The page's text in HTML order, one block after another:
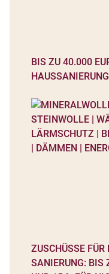
BIS ZU 40.000
ZUSCHÜSSE FÜR
SANIERUNG: BIS